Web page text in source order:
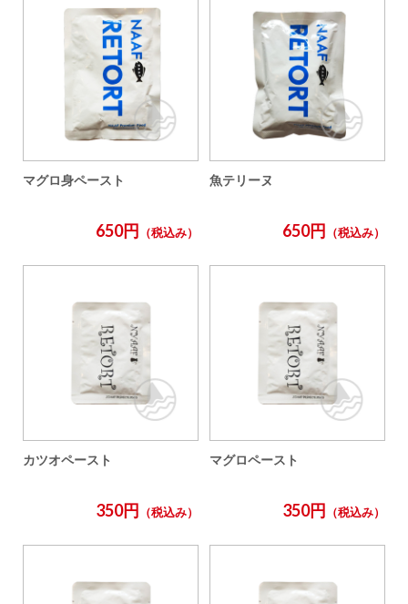
マグロ身ペースト
650円 （税込み）
魚テリーヌ
650円 （税込み）
カツオペースト
350円 （税込み）
マグロペースト
350円 （税込み）